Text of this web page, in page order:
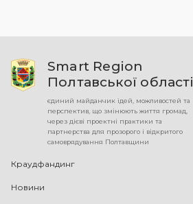
Smart Region
Полтавської області
єдиний майданчик ідей, можливостей та
перспектив, що змінюють життя громад,
через дієві проектні практики та
партнерства для прозорого і відкритого
самоврядування Полтавщини
Краудфандинг
Новини